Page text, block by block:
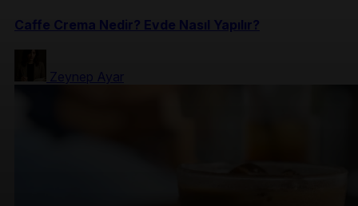
Caffe Crema Nedir? Evde Nasıl Yapılır?